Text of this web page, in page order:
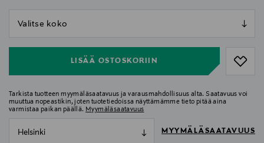
LISÄÄ OSTOSKORIIN
Tarkista tuotteen myymäläsaatavuus ja varausmahdollisuus alta. Saatavuus voi
muuttua nopeastikin, joten tuotetiedoissa näyttämämme tieto pitää aina
varmistaa paikan päällä. Myymäläsaatavuus
Helsinki MYYMÄLÄSAATAVUUS